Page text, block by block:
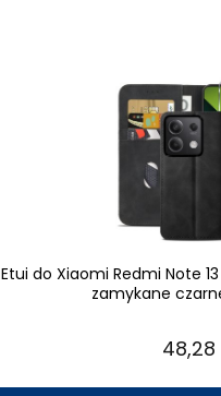
Etui do Xiaomi Redmi Note
zamykane
48,28